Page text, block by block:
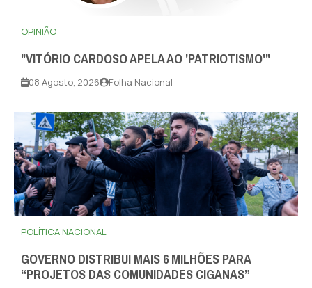
OPINIÃO
"VITÓRIO CARDOSO APELA AO 'PATRIOTISMO'"
08 Agosto, 2026 Folha Nacional
POLÍTICA NACIONAL
GOVERNO DISTRIBUI MAIS 6 MILHÕES PARA
“PROJETOS DAS COMUNIDADES CIGANAS”